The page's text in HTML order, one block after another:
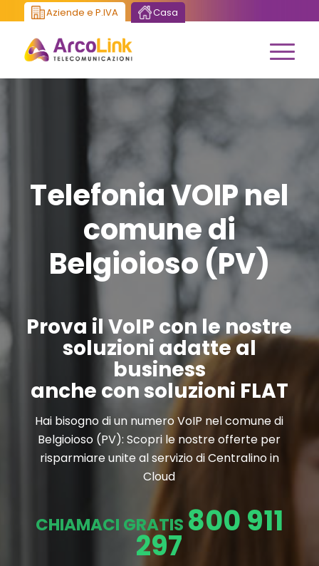
Aziende e P.IVA Casa
Telefonia VOIP nel
comune di
Belgioioso (PV)
Prova il VoIP con le nostre
soluzioni adatte al
business
anche con soluzioni FLAT
Hai bisogno di un numero VoIP nel comune di
Belgioioso (PV): Scopri le nostre offerte per
risparmiare unite al servizio di Centralino in
Cloud
CHIAMACI GRATIS 800 911
297